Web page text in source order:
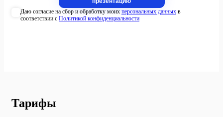
Даю согласие на сбор и обработку моих персональных данных в
соответствии с Политикой конфиденциальности
Тарифы